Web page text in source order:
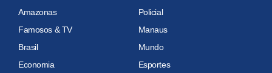
Amazonas
Policial
Famosos & TV
Manaus
Brasil
Mundo
Economia
Esportes